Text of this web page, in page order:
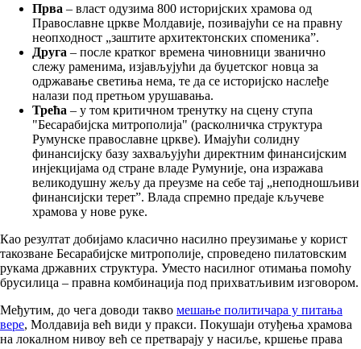
Прва – власт одузима 800 историјских храмова од
Православне цркве Молдавије, позивајући се на правну
неопходност „заштите архитектонских споменика”.
Друга – после кратког времена чиновници званично
слежу раменима, изјављујући да буџетског новца за
одржавање светиња нема, те да се историјско наслеђе
налази под претњом урушавања.
Трећа – у том критичном тренутку на сцену ступа
"Бесарабијска митрополија" (расколничка структура
Румунске православне цркве). Имајући солидну
финансијску базу захваљујући директним финансијским
инјекцијама од стране владе Румуније, она изражава
великодушну жељу да преузме на себе тај „неподношљиви
финансијски терет”. Влада спремно предаје кључеве
храмова у нове руке.
Као резултат добијамо класично насилно преузимање у корист
такозване Бесарабијске митрополије, спроведено пилатовским
рукама државних структура. Уместо насилног отимања помоћу
брусилица – правна комбинација под прихватљивим изговором.
Међутим, до чега доводи такво мешање политичара у питања
вере, Молдавија већ види у пракси. Покушаји отуђења храмова
на локалном нивоу већ се претварају у насиље, кршење права